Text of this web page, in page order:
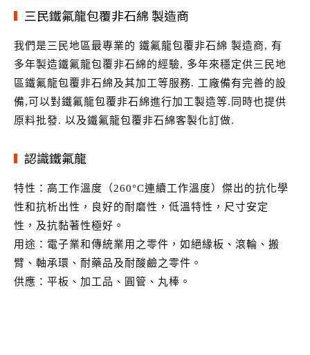
三民鐵氟龍包覆非石綿 製造商
我們是三民地區最專業的 鐵氟龍包覆非石綿 製造商, 有
多年製造鐵氟龍包覆非石綿的經驗, 多年來穩定供三民地
區鐵氟龍包覆非石綿及其加工等服務. 工廠備有完善的設
備,可以對鐵氟龍包覆非石綿進行加工製造等.同時也提供
原料批發. 以及鐵氟龍包覆非石綿客製化訂做.
認識鐵氟龍
特性：高工作溫度（260°C連續工作溫度）傑出的抗化學
性和抗析出性，良好的耐磨性，低溫特性，尺寸安定
性，及抗黏著性極好。
用途：電子業和傳統業用之零件，如絕緣板、滾輪、搬
臂、軸承環、耐藥品及耐酸鹼之零件。
供應：平板、加工品、圓管、丸棒。